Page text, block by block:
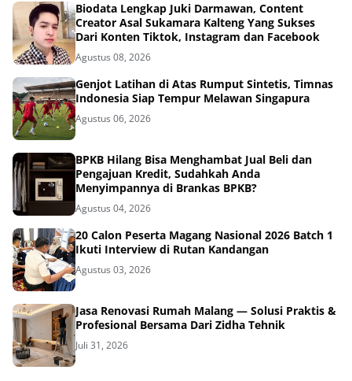
Biodata Lengkap Juki Darmawan, Content
Creator Asal Sukamara Kalteng Yang Sukses
Dari Konten Tiktok, Instagram dan Facebook
Agustus 08, 2026
Genjot Latihan di Atas Rumput Sintetis, Timnas
Indonesia Siap Tempur Melawan Singapura
Agustus 06, 2026
BPKB Hilang Bisa Menghambat Jual Beli dan
Pengajuan Kredit, Sudahkah Anda
Menyimpannya di Brankas BPKB?
Agustus 04, 2026
20 Calon Peserta Magang Nasional 2026 Batch 1
Ikuti Interview di Rutan Kandangan
Agustus 03, 2026
Jasa Renovasi Rumah Malang — Solusi Praktis &
Profesional Bersama Dari Zidha Tehnik
Juli 31, 2026